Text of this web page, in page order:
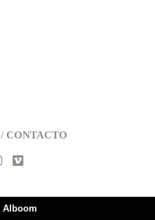
/ CONTACTO
Alboom